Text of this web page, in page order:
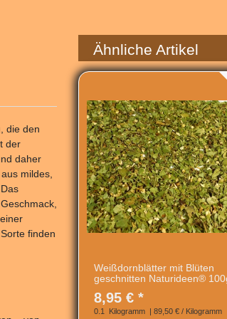
die den
der
daher
mildes,
finden
Ähnliche Artikel
Weißdornblätter mit Blüten
geschnitten Naturideen®
8,95 € *
0.1 Kilogramm | 89,50 € / Kilogramm